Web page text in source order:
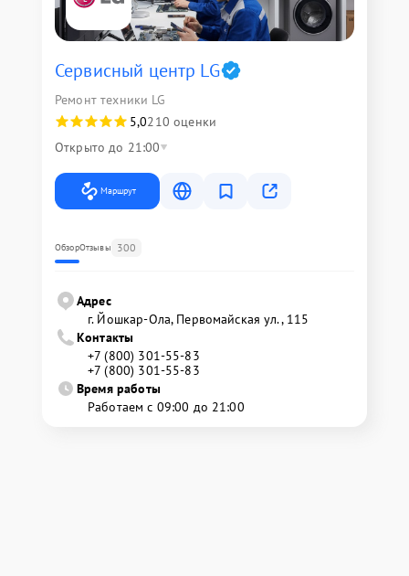
Сервисный центр LG
Ремонт техники LG
5,0210 оценки
Открыто до 21:00
Маршрут
ОбзорОтзывы 300
Адрес
г. Йошкар-Ола, Первомайская ул., 115
Контакты
+7 (800) 301-55-83
+7 (800) 301-55-83
Время работы
Работаем с 09:00 до 21:00